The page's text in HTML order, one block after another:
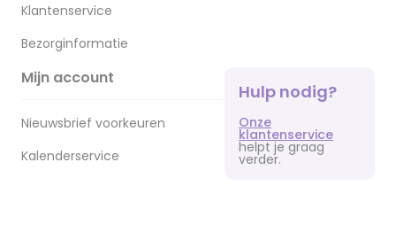
Klantenservice
Bezorginformatie
Mijn account
Nieuwsbrief voorkeuren
Kalenderservice
Hulp nodig?
Onze
klantenservice
helpt je graag
verder.